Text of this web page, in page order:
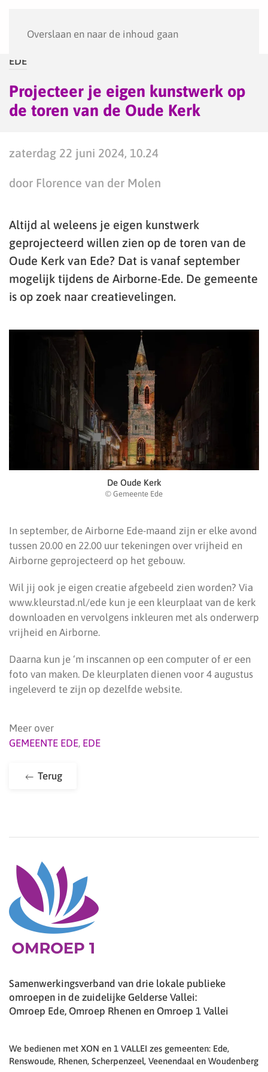
Overslaan en naar de inhoud gaan
EDE
Projecteer je eigen kunstwerk op
de toren van de Oude Kerk
zaterdag 22 juni 2024, 10.24
door Florence van der Molen
Altijd al weleens je eigen kunstwerk
geprojecteerd willen zien op de toren van de
Oude Kerk van Ede? Dat is vanaf september
mogelijk tijdens de Airborne-Ede. De gemeente
is op zoek naar creatievelingen.
De Oude Kerk
© Gemeente Ede
In september, de Airborne Ede-maand zijn er elke avond
tussen 20.00 en 22.00 uur tekeningen over vrijheid en
Airborne geprojecteerd op het gebouw.
Wil jij ook je eigen creatie afgebeeld zien worden? Via
www.kleurstad.nl/ede kun je een kleurplaat van de kerk
downloaden en vervolgens inkleuren met als onderwerp
vrijheid en Airborne.
Daarna kun je ‘m inscannen op een computer of er een
foto van maken. De kleurplaten dienen voor 4 augustus
ingeleverd te zijn op dezelfde website.
Meer over
GEMEENTE EDE, EDE
Terug
Samenwerkingsverband van drie lokale publieke
omroepen in de zuidelijke Gelderse Vallei:
Omroep Ede, Omroep Rhenen en Omroep 1 Vallei
We bedienen met XON en 1 VALLEI zes gemeenten: Ede,
Renswoude, Rhenen, Scherpenzeel, Veenendaal en Woudenberg